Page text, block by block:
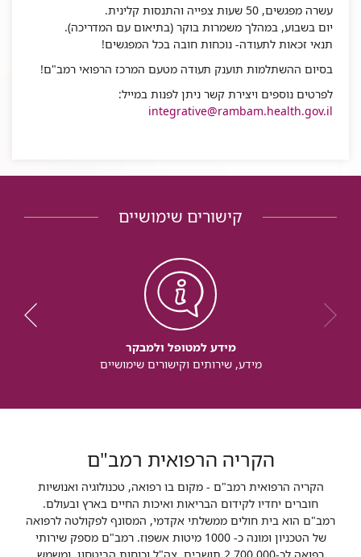
עשרה מפגשים, 50 שעות צפייה והתנסות קלינית.
יום בשבוע, במהלך משמרות בוקר (בתיאום עם המדריכה).
תנאי זכאות לתעודה- נוכחות חובה בכל המפגשים!
בסיום ההשתלמות תוענק תעודה מטעם המרכז הרפואי רמב"ם!
לפרטים נוספים ויצירת קשר ניתן לפנות במייל:
integrative@rambam.health.gov.il
קישורים שימושיים
מידע למטופל ולמבקר
מידע, שירותים וקישורים שימושיים
הקריה הרפואית רמב"ם
הקריה הרפואית רמב"ם - מקום בו רפואה, טכנולוגיה ואנושיות
חוברים יחדיו לקידום הבריאות ואיכות החיים בארץ ובעולם.
רמב"ם הוא בית חולים ממשלתי אקדמי, המסונף לפקולטה לרפואה
של הטכניון ומונה כ- 1000 מיטות אשפוז. רמב"ם מספק שירותי